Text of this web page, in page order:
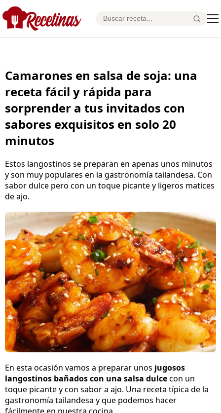
Camarones en salsa de soja: una
receta fácil y rápida para
sorprender a tus invitados con
sabores exquisitos en solo 20
minutos
Estos langostinos se preparan en apenas unos minutos
y son muy populares en la gastronomía tailandesa. Con
sabor dulce pero con un toque picante y ligeros matices
de ajo.
En esta ocasión vamos a preparar unos jugosos
langostinos bañados con una salsa dulcecon un
toque picante y con sabor a ajo. Una receta típica de la
gastronomía tailandesa y que podemos hacer